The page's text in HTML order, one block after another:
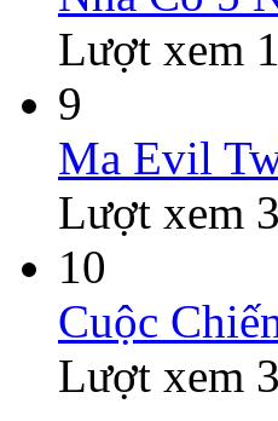
Lượt xem 1
9
Ma Evil
Lượt xem 3
10
Cuộc
Lượt xem 3